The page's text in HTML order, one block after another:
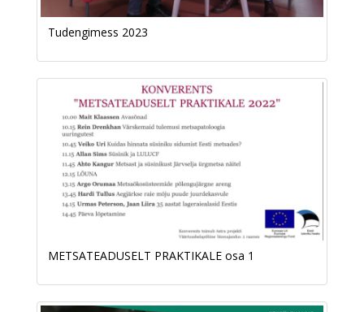
Tudengimess 2023
METSATEADUSELT PRAKTIKALE osa 1